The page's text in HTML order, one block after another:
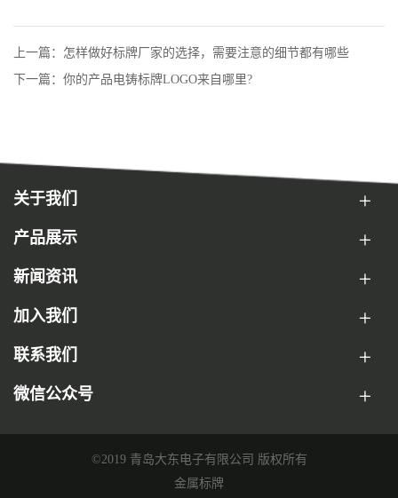
上一篇：怎样做好标牌厂家的选择，需要注意的细节都有哪些
下一篇：你的产品电铸标牌LOGO来自哪里?
关于我们
产品展示
新闻资讯
加入我们
联系我们
微信公众号
©2019 青岛大东电子有限公司 版权所有
金属标牌